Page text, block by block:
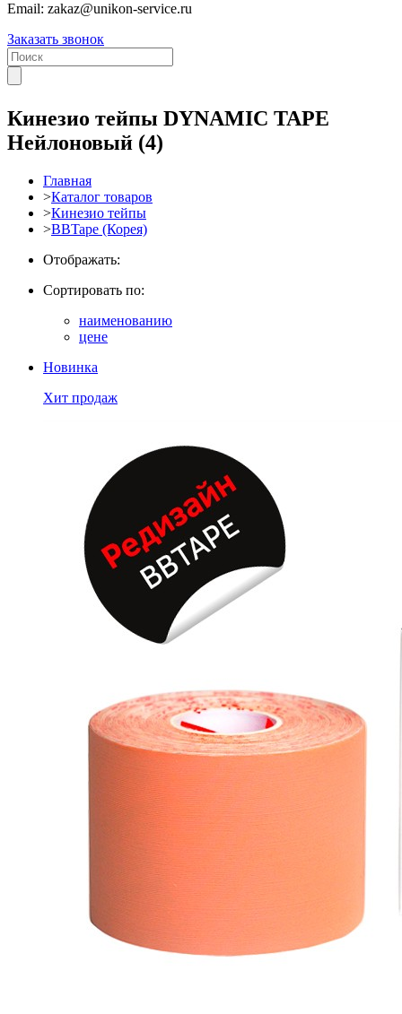
Email: zakaz@unikon-service.ru
Заказать звонок
Кинезио тейпы DYNAMIC TAPE
Нейлоновый (4)
Главная
>Каталог товаров
>Кинезио тейпы
>BBTape (Корея)
Отображать:
Сортировать по:
наименованию
цене
Новинка
Хит продаж